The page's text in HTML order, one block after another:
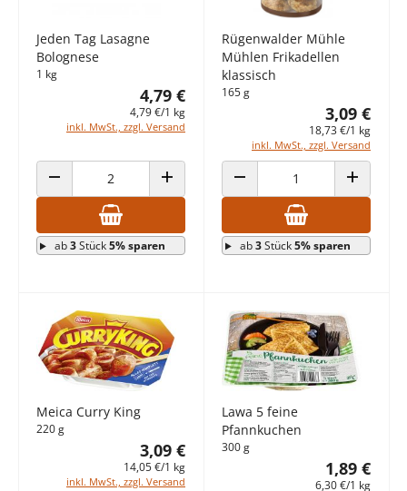
Jeden Tag Lasagne
Bolognese
1 kg
4,79 €
4,79 €/1 kg
inkl. MwSt., zzgl. Versand
ANZAHL VERRINGERN ANZAHL ERHÖHEN
ab3Stück5% sparen
Rügenwalder Mühle
Mühlen Frikadellen
klassisch
165 g
3,09 €
18,73 €/1 kg
inkl. MwSt., zzgl. Versand
ANZAHL VERRINGERN ANZAHL
ab3Stück5% sparen
Meica Curry King
220 g
3,09 €
14,05 €/1 kg
inkl. MwSt., zzgl. Versand
Lawa 5 feine
Pfannkuchen
300 g
1,89 €
6,30 €/1 kg